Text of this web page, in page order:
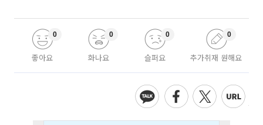
좋아요
0
화나요
0
슬퍼요
0
추가취재 원해요
0